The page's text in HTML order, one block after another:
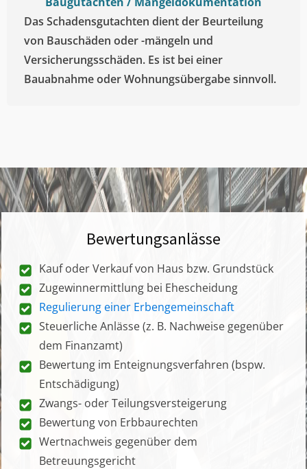
Das Schadensgutachten dient der Beurteilung
von Bauschäden oder -mängeln und
Versicherungsschäden. Es ist bei einer
Bauabnahme oder Wohnungsübergabe sinnvoll.
Bewertungsanlässe
Kauf oder Verkauf von Haus bzw. Grundstück
Zugewinnermittlung bei Ehescheidung
Regulierung einer Erbengemeinschaft
Steuerliche Anlässe (z. B. Nachweise gegenüber
dem Finanzamt)
Bewertung im Enteignungsverfahren (bspw.
Entschädigung)
Zwangs- oder Teilungsversteigerung
Bewertung von Erbbaurechten
Wertnachweis gegenüber dem
Betreuungsgericht